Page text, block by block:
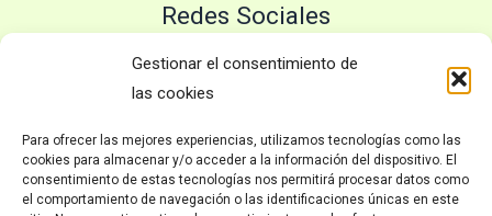
Gestionar el consentimiento de
las cookies
Para ofrecer las mejores experiencias, utilizamos tecnologías como las
cookies para almacenar y/o acceder a la información del dispositivo. El
consentimiento de estas tecnologías nos permitirá procesar datos como
el comportamiento de navegación o las identificaciones únicas en este
Redes Sociales
Twitter
YouTube
Políticas
Inicio